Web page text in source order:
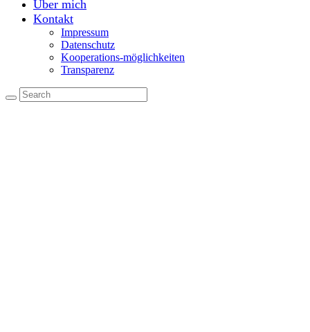
Über mich
Kontakt
Impressum
Datenschutz
Kooperations-möglichkeiten
Transparenz